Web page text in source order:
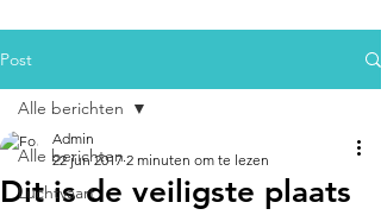
Post
Alle berichten
Luchtvaart
Alle berichten
Dit is de veiligste plaats
Admin
22 jun 2017 2 minuten om te lezen